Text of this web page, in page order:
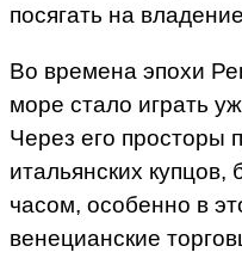
посягать на
Во времена эпохи
море стало играть
Через его просторы
итальянских
часом, особенно в
венецианские